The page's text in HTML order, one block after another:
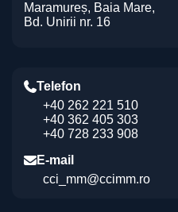
Maramureș, Baia Mare,
Bd. Unirii nr. 16
Telefon
+40 262 221 510
+40 362 405 303
+40 728 233 908
E-mail
cci_mm@ccimm.ro